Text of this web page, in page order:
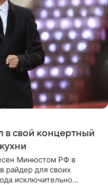
в свой концертный
Минюстом РФ в
райдер для своих
исключительно